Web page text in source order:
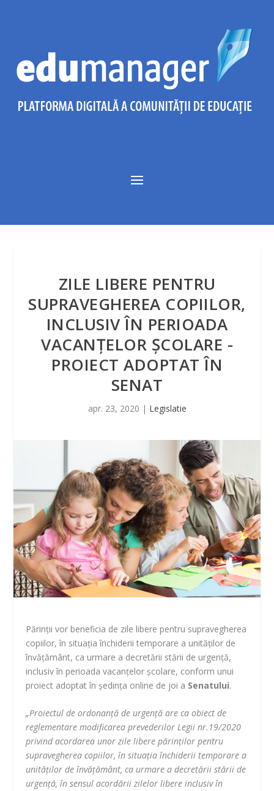
ZILE LIBERE PENTRU
SUPRAVEGHEREA COPIILOR,
INCLUSIV ÎN PERIOADA
VACANŢELOR ŞCOLARE -
PROIECT ADOPTAT ÎN
SENAT
apr. 23, 2020 | Legislatie
Părinţii vor beneficia de zile libere pentru supravegherea
copiilor, în situaţia închiderii temporare a unităţilor de
învăţământ, ca urmare a decretării stării de urgenţă,
inclusiv în perioada vacanţelor şcolare, conform unui
proiect adoptat în şedinţa online de joi a Senatului.
„Proiectul de ordonanţă de urgenţă are ca obiect de
reglementare modificarea prevederilor Legii nr.19/2020
privind acordarea unor zile libere părinţilor pentru
supravegherea copiilor, în situaţia închiderii temporare a
unităţilor de învăţământ, ca urmare a decretării stării de
urgenţă, în sensul acordării zilelor libere inclusiv în